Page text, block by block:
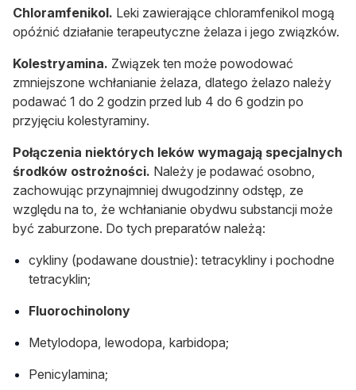
Chloramfenikol. Leki zawierające chloramfenikol mogą
opóźnić działanie terapeutyczne żelaza i jego związków.
Kolestryamina. Związek ten może powodować
zmniejszone wchłanianie żelaza, dlatego żelazo należy
podawać 1 do 2 godzin przed lub 4 do 6 godzin po
przyjęciu kolestyraminy.
Połączenia niektórych leków wymagają specjalnych
środków ostrożności. Należy je podawać osobno,
zachowując przynajmniej dwugodzinny odstęp, ze
względu na to, że wchłanianie obydwu substancji może
być zaburzone. Do tych preparatów należą:
cykliny (podawane doustnie): tetracykliny i pochodne
tetracyklin;
Fluorochinolony
Metylodopa, lewodopa, karbidopa;
Penicylamina;